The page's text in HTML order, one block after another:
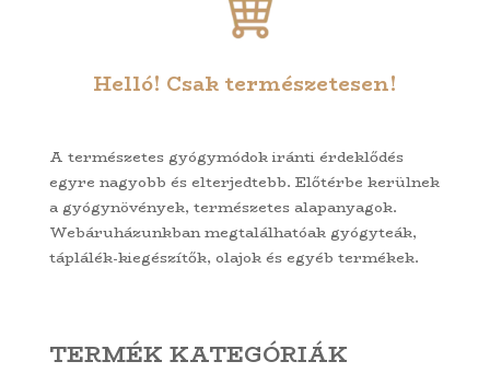
Helló! Csak természetesen!
A természetes gyógymódok iránti érdeklődés
egyre nagyobb és elterjedtebb. Előtérbe kerülnek
a gyógynövények, természetes alapanyagok.
Webáruházunkban megtalálhatóak gyógyteák,
táplálék-kiegészítők, olajok és egyéb termékek.
TERMÉK KATEGÓRIÁK